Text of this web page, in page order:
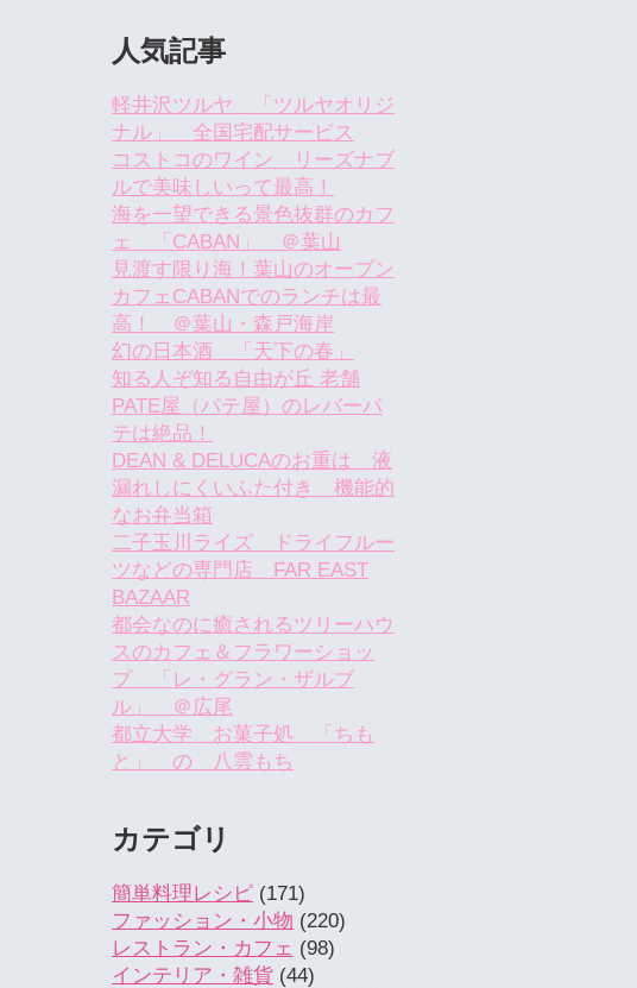
人気記事
軽井沢ツルヤ 「ツルヤオリジ
ナル」 全国宅配サービス
コストコのワイン リーズナブ
ルで美味しいって最高！
海を一望できる景色抜群のカフ
ェ 「CABAN」 ＠葉山
見渡す限り海！葉山のオープン
カフェCABANでのランチは最
高！ ＠葉山・森戸海岸
幻の日本酒 「天下の春」
知る人ぞ知る自由が丘 老舗
PATE屋（パテ屋）のレバーパ
テは絶品！
DEAN & DELUCAのお重は 液
漏れしにくいふた付き 機能的
なお弁当箱
二子玉川ライズ ドライフルー
ツなどの専門店 FAR EAST
BAZAAR
都会なのに癒されるツリーハウ
スのカフェ＆フラワーショッ
プ 「レ・グラン・ザルブ
ル」 ＠広尾
都立大学 お菓子処 「ちも
と」 の 八雲もち
カテゴリ
簡単料理レシピ (171)
ファッション・小物 (220)
レストラン・カフェ (98)
インテリア・雑貨 (44)